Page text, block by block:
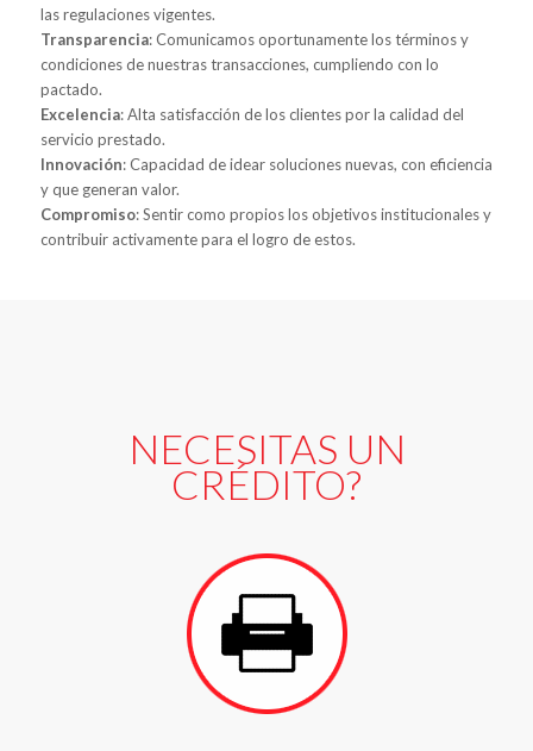
las regulaciones vigentes.
Transparencia: Comunicamos oportunamente los términos y
condiciones de nuestras transacciones, cumpliendo con lo
pactado.
Excelencia: Alta satisfacción de los clientes por la calidad del
servicio prestado.
Innovación: Capacidad de idear soluciones nuevas, con eficiencia
y que generan valor.
Compromiso: Sentir como propios los objetivos institucionales y
contribuir activamente para el logro de estos.
NECESITAS UN
CRÉDITO?